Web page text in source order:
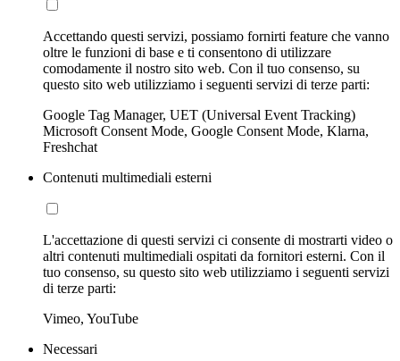
Accettando questi servizi, possiamo fornirti feature che vanno
oltre le funzioni di base e ti consentono di utilizzare
comodamente il nostro sito web. Con il tuo consenso, su
questo sito web utilizziamo i seguenti servizi di terze parti:
Google Tag Manager, UET (Universal Event Tracking)
Microsoft Consent Mode, Google Consent Mode, Klarna,
Freshchat
Contenuti multimediali esterni
L'accettazione di questi servizi ci consente di mostrarti video o
altri contenuti multimediali ospitati da fornitori esterni. Con il
tuo consenso, su questo sito web utilizziamo i seguenti servizi
di terze parti:
Vimeo, YouTube
Necessari